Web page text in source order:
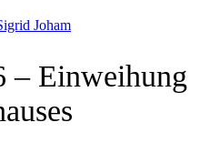
Joham
– Einweihung